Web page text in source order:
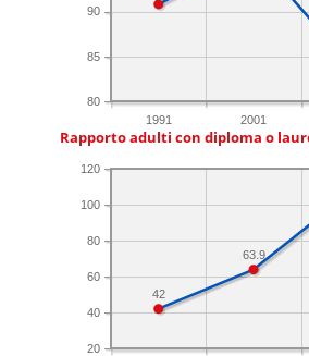
1991 2001
80
85
90
Rapporto adulti con diploma o
20
40
60
80
100
120
63.9
42